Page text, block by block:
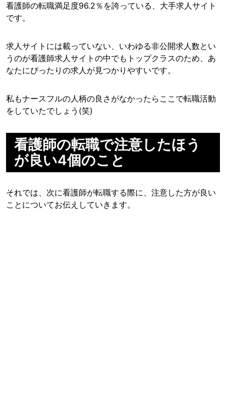
看護師の転職満足度96.2％を誇っている、大手求人サイト
です。
求人サイトには載っていない、いわゆる非公開求人数とい
うのが看護師求人サイトの中でもトップクラスのため、あ
なたにぴったりの求人が見つかりやすいです。
私もナースフルの人柄の良さがなかったらここで転職活動
をしていたでしょう(笑)
看護師の転職で注意したほう
が良い4個のこと
それでは、次に看護師が転職する際に、注意した方が良い
ことについてお伝えしていきます。